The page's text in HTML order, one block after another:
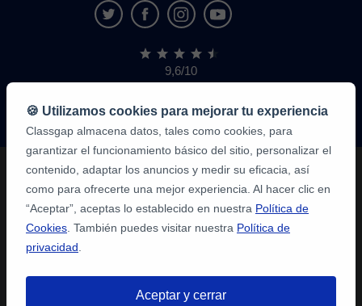
9,6/10
1,339,284
de
alumnos
🍪 Utilizamos cookies para mejorar tu experiencia
Classgap almacena datos, tales como cookies, para
garantizar el funcionamiento básico del sitio, personalizar el
contenido, adaptar los anuncios y medir su eficacia, así
como para ofrecerte una mejor experiencia. Al hacer clic en
“Aceptar”, aceptas lo establecido en nuestra Política de
Cookies . También puedes visitar nuestra Política de
privacidad
Aceptar y cerrar